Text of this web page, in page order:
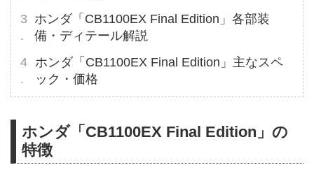
ホンダ「CB1100EX Final Edition」各部装
備・ディテール解説
ホンダ「CB1100EX Final Edition」主なスペ
ック・価格
ホンダ「CB1100EX Final Edition」の
特徴